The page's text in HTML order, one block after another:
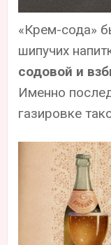
«Крем-сода»
шипучих
содовой и
Именно
газировке